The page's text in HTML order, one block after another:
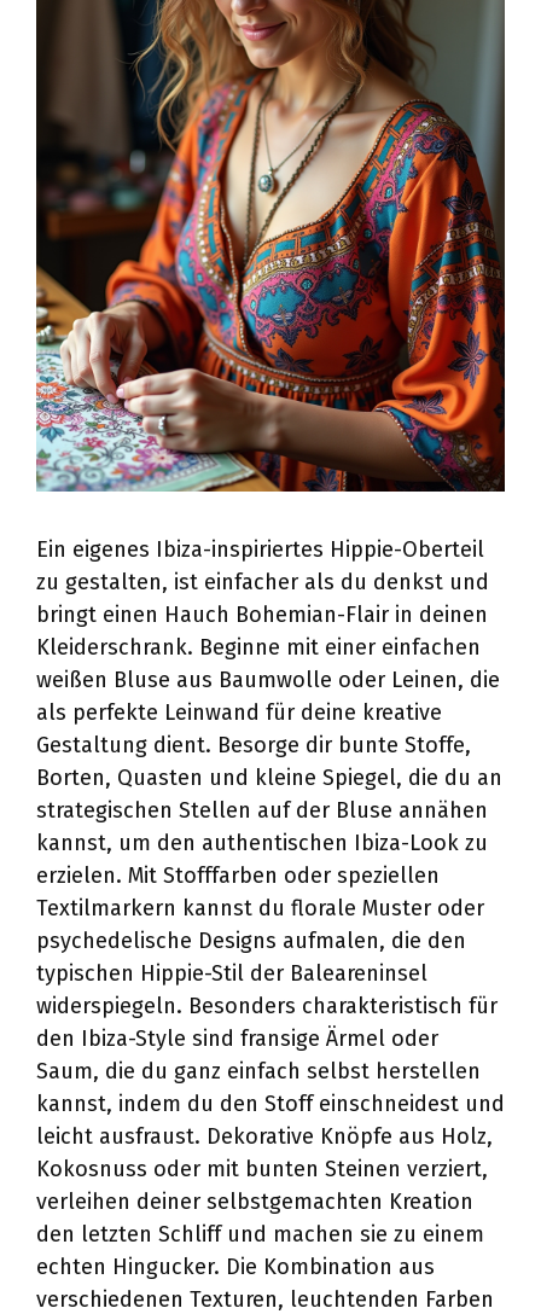
Ein eigenes Ibiza-inspiriertes Hippie-Oberteil
zu gestalten, ist einfacher als du denkst und
bringt einen Hauch Bohemian-Flair in deinen
Kleiderschrank. Beginne mit einer einfachen
weißen Bluse aus Baumwolle oder Leinen, die
als perfekte Leinwand für deine kreative
Gestaltung dient. Besorge dir bunte Stoffe,
Borten, Quasten und kleine Spiegel, die du an
strategischen Stellen auf der Bluse annähen
kannst, um den authentischen Ibiza-Look zu
erzielen. Mit Stofffarben oder speziellen
Textilmarkern kannst du florale Muster oder
psychedelische Designs aufmalen, die den
typischen Hippie-Stil der Baleareninsel
widerspiegeln. Besonders charakteristisch für
den Ibiza-Style sind fransige Ärmel oder
Saum, die du ganz einfach selbst herstellen
kannst, indem du den Stoff einschneidest und
leicht ausfraust. Dekorative Knöpfe aus Holz,
Kokosnuss oder mit bunten Steinen verziert,
verleihen deiner selbstgemachten Kreation
den letzten Schliff und machen sie zu einem
echten Hingucker. Die Kombination aus
verschiedenen Texturen, leuchtenden Farben